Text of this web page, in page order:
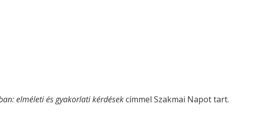
elméleti és gyakorlati kérdésekcímmel Szakmai Napot tart.